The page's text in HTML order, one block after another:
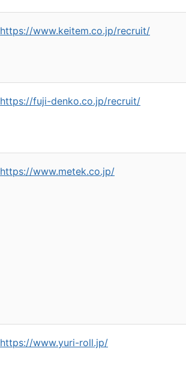
https://www.keitem.co.jp/recruit/
https://fuji-denko.co.jp/recruit/
https://www.metek.co.jp/
https://www.yuri-roll.jp/